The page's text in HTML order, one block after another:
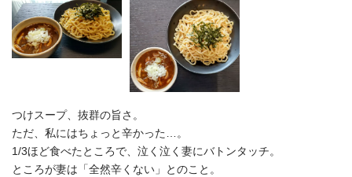
つけスープ、抜群の旨さ。
ただ、私にはちょっと辛かった…。
1/3ほど食べたところで、泣く泣く妻にバトンタッチ。
ところが妻は「全然辛くない」とのこと。